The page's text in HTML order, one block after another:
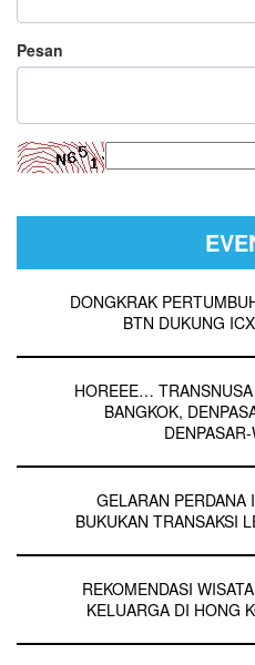
Pesan
DONGKRAK
BTN DUKUNG
HOREEE…
BANGKOK,
GELARAN PERDANA
BUKUKAN TRANSAKSI
REKOMENDASI
KELUARGA DI HONG